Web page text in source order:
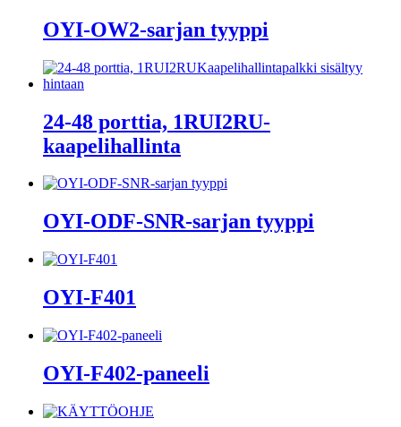
OYI-OW2-sarjan tyyppi
24-48 porttia, 1RUI2RU-
kaapelihallinta
OYI-ODF-SNR-sarjan tyyppi
OYI-F401
OYI-F402-paneeli